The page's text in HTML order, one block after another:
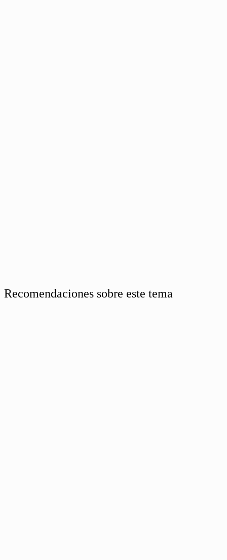
Recomendaciones sobre este tema